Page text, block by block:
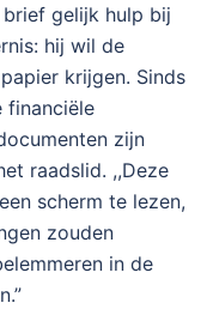
brief gelijk hulp bij
hij wil de
krijgen. Sinds
financiële
zijn
raadslid. ,,Deze
scherm te lezen,
zouden
in de